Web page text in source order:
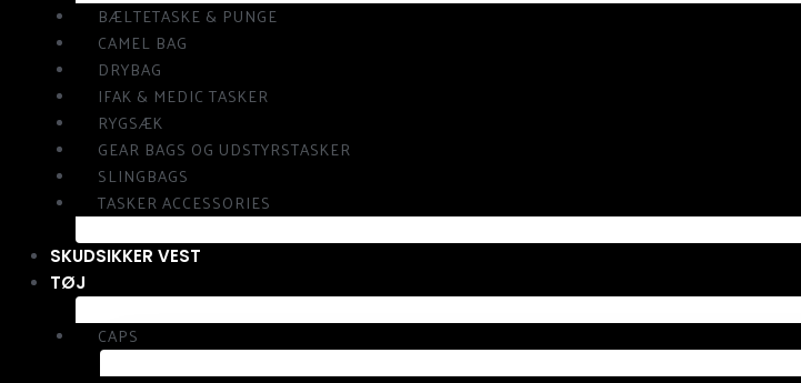
BÆLTETASKE & PUNGE
CAMEL BAG
DRYBAG
IFAK & MEDIC TASKER
RYGSÆK
GEAR BAGS OG UDSTYRSTASKER
SLINGBAGS
TASKER ACCESSORIES
SKUDSIKKER VEST
TØJ
CAPS